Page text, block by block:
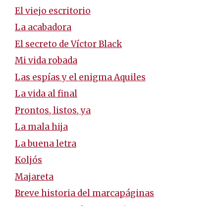
El viejo escritorio
La acabadora
El secreto de Víctor Black
Mi vida robada
Las espías y el enigma Aquiles
La vida al final
Prontos, listos, ya
La mala hija
La buena letra
Koljós
Majareta
Breve historia del marcapáginas